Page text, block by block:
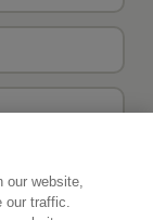
關於花王
our website,
our traffic.